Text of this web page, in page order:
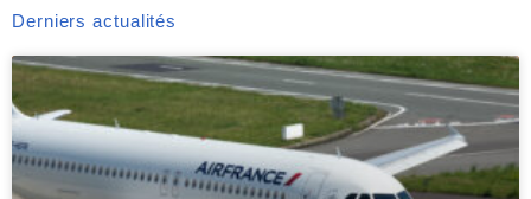
Derniers actualités